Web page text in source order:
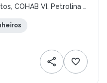
COHAB VI, Petrolina -